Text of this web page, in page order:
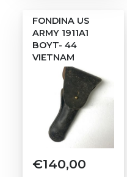
FONDINA US
ARMY 1911A1
BOYT- 44
VIETNAM
€140,00